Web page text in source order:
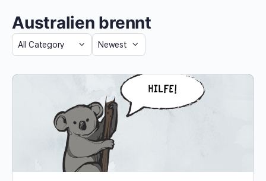
Australien brennt
Category
Sort